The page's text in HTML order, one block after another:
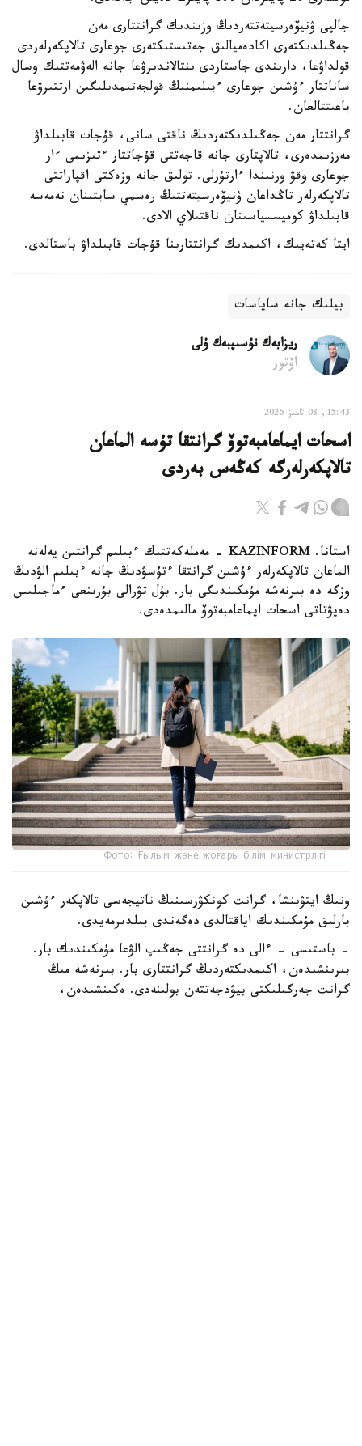
جالپى ۋنيۆەرسيتەتتەردىڭ وزىندىك گرانتتارى مەن
جەڭىلدىكتەرى اكادەميالىق جەتىستىكتەرى جوعارى تالاپكەرلەردى
قولداۋعا، دارىندى جاستاردى ىنتالاندىرۋعا جانە الەۋمەتتىك وسال
ساناتتار ءۇشىن جوعارى ءبىلىمنىڭ قولجەتىمدىلىگىن ارتتىرۋعا
باعىتتالعان.
گرانتتار مەن جەڭىلدىكتەردىڭ ناقتى سانى، قۇجات قابىلداۋ
مەرزىمدەرى، تالاپتارى جانە قاجەتتى قۇجاتتار ءتىزىمى ءار
جوعارى وقۋ ورنىندا ءارتۇرلى. تولىق جانە وزەكتى اقپاراتتى
تالاپكەرلەر تاڭداعان ۋنيۆەرسيتەتتىڭ رەسمي سايتىنان نەمەسە
قابىلداۋ كوميسسياسىنان ناقتىلاي الادى.
ايتا كەتەيىك، اكىمدىك گرانتتارىنا قۇجات قابىلداۋ باستالدى.
بيلىك جانە ساياسات
ريزابەك نۇسىپبەك ۇلى
اۆتور
15:43, 08 تامىز 2026
اسحات ايماعامبەتوۆ گرانتقا تۇسە الماعان
تالاپكەرلەرگە كەڭەس بەردى
استانا. KAZINFORM - مەملەكەتتىك ءبىلىم گرانتىن يەلەنە
الماعان تالاپكەرلەر ءۇشىن گرانتقا ءتۇسۋدىڭ جانە ءبىلىم الۋدىڭ
وزگە دە بىرنەشە مۇمكىندىگى بار. بۇل تۋرالى بۇرىنعى ءماجىلىس
دەپۋتاتى اسحات ايماعامبەتوۆ مالىمدەدى.
Фото: Ғылым және жоғары білім министрлігі
ونىڭ ايتۋىنشا، گرانت كونكۋرسىنىڭ ناتيجەسى تالاپكەر ءۇشىن
بارلىق مۇمكىندىك اياقتالدى دەگەندى بىلدىرمەيدى.
- باستىسى - ءالى دە گرانتتى جەڭىپ الۋعا مۇمكىندىك بار.
بىرىنشىدەن، اكىمدىكتەردىڭ گرانتتارى بار. بىرنەشە مىڭ
گرانت جەرگىلىكتى بيۋدجەتتەن بولىنەدى. ەكىنشىدەن،